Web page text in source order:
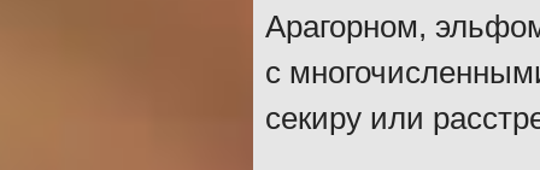
Арагорном,
с
секиру или